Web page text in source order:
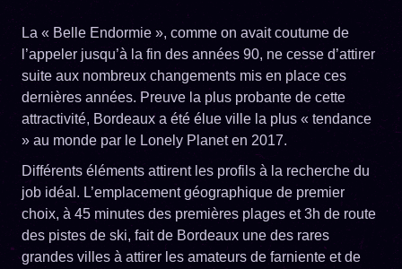
La « Belle Endormie », comme on avait coutume de
l’appeler jusqu’à la fin des années 90, ne cesse d’attirer
suite aux nombreux changements mis en place ces
dernières années. Preuve la plus probante de cette
attractivité, Bordeaux a été élue ville la plus « tendance
» au monde par le Lonely Planet en 2017.
Différents éléments attirent les profils à la recherche du
job idéal. L’emplacement géographique de premier
choix, à 45 minutes des premières plages et 3h de route
des pistes de ski, fait de Bordeaux une des rares
grandes villes à attirer les amateurs de farniente et de